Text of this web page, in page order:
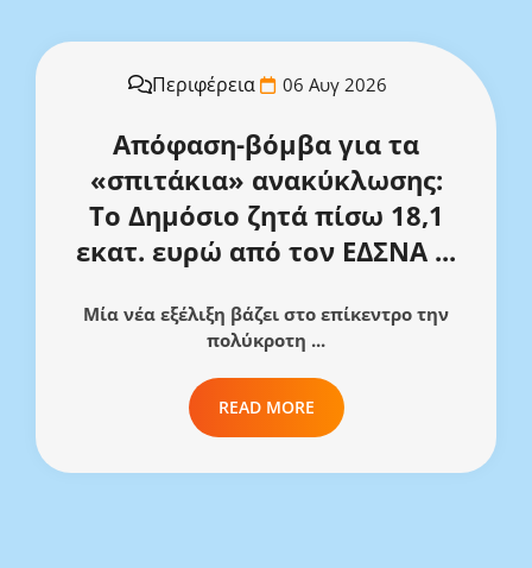
Περιφέρεια 06 Αυγ 2026
Απόφαση-βόμβα για τα
«σπιτάκια» ανακύκλωσης:
Το Δημόσιο ζητά πίσω 18,1
εκατ. ευρώ από τον ΕΔΣΝΑ ...
Μία νέα εξέλιξη βάζει στο επίκεντρο την
πολύκροτη ...
READ MORE